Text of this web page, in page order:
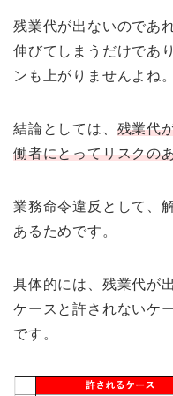
残業代が出ないのであ
伸びてしまうだけであ
ンも上がりませんよね。
結論としては、 残業代
働者にとってリスクの
業務命令違反として、
あるためです。
具体的には、残業代が
ケースと許されないケ
です。